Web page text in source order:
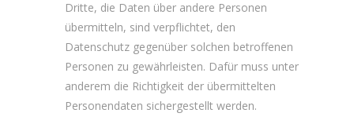
Dritte, die Daten über andere Personen
übermitteln, sind verpflichtet, den
Datenschutz gegenüber solchen betroffenen
Personen zu gewährleisten. Dafür muss unter
anderem die Richtigkeit der übermittelten
Personendaten sichergestellt werden.